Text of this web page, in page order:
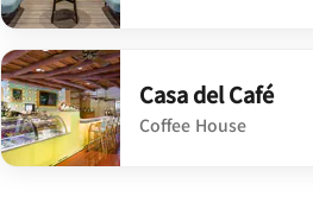
undefined Sunset Terrace
Casa del Café
Coffee House